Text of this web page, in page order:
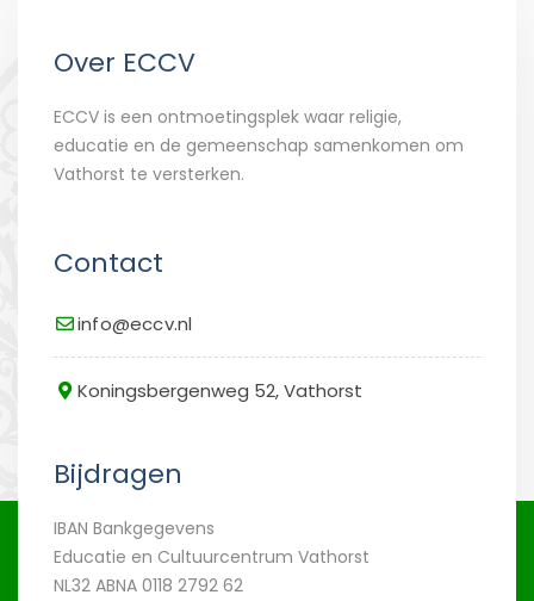
Over ECCV
ECCV is een ontmoetingsplek waar religie,
educatie en de gemeenschap samenkomen om
Vathorst te versterken.
Contact
info@eccv.nl
Koningsbergenweg 52, Vathorst
Bijdragen
IBAN Bankgegevens
Educatie en Cultuurcentrum Vathorst
NL32 ABNA 0118 2792 62